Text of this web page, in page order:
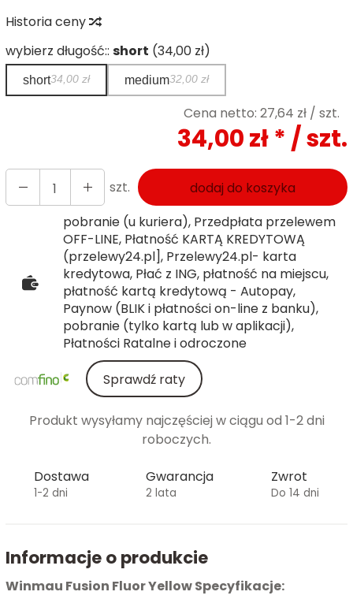
Historia ceny
wybierz długość:: short (34,00 zł)
short34,00 zł medium32,00 zł
Cena netto:27,64 zł / szt.
34,00 zł * / szt.
szt.
dodaj do koszyka
pobranie (u kuriera), Przedpłata przelewem
OFF-LINE, Płatność KARTĄ KREDYTOWĄ
(przelewy24.pl], Przelewy24.pl- karta
kredytowa, Płać z ING, płatność na miejscu,
płatność kartą kredytową - Autopay,
Paynow (BLIK i płatności on-line z banku),
pobranie (tylko kartą lub w aplikacji),
Płatności Ratalne i odroczone
Sprawdź raty
Produkt wysyłamy najczęściej w ciągu od 1-2 dni
roboczych.
Dostawa
1-2 dni
Gwarancja
2 lata
Zwrot
Do 14 dni
Informacje o produkcie
Winmau Fusion Fluor Yellow Specyfikacje: